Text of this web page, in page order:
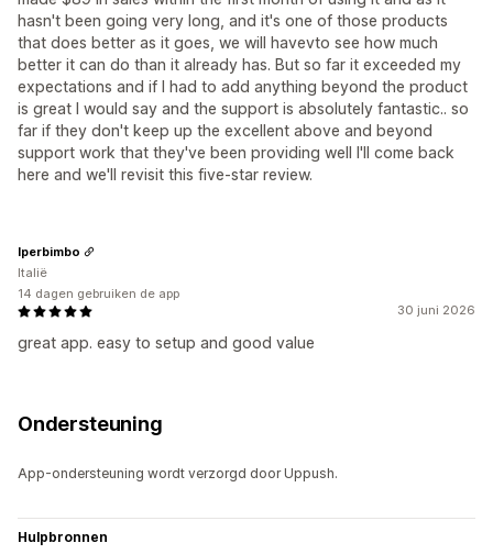
hasn't been going very long, and it's one of those products
that does better as it goes, we will havevto see how much
better it can do than it already has. But so far it exceeded my
expectations and if I had to add anything beyond the product
is great I would say and the support is absolutely fantastic.. so
far if they don't keep up the excellent above and beyond
support work that they've been providing well I'll come back
here and we'll revisit this five-star review.
30 juni 2026
great app. easy to setup and good value
Iperbimbo
Italië
14 dagen gebruiken de app
Ondersteuning
App-ondersteuning wordt verzorgd door Uppush.
Hulpbronnen